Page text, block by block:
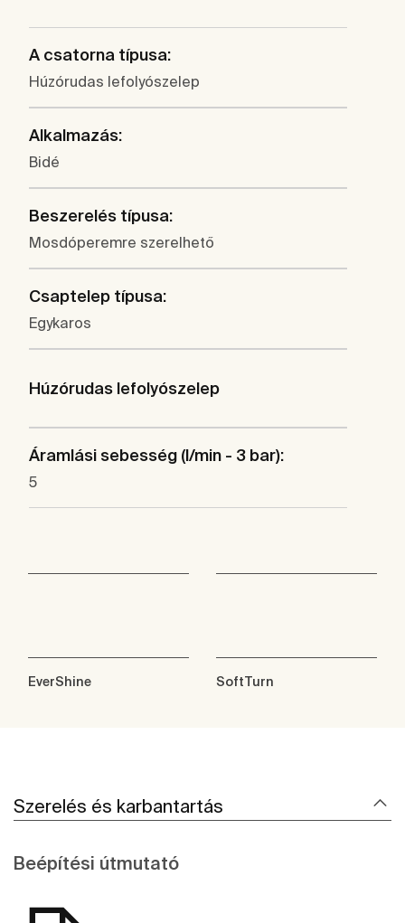
A csatorna típusa:
Húzórudas lefolyószelep
Alkalmazás:
Bidé
Beszerelés típusa:
Mosdóperemre szerelhető
Csaptelep típusa:
Egykaros
Húzórudas lefolyószelep
Áramlási sebesség (l/min - 3 bar):
5
EverShine SoftTurn
Szerelés és karbantartás
Beépítési útmutató